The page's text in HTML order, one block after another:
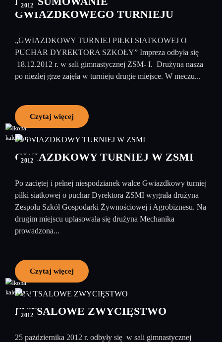
2012
GWIAZDKOWEGO TURNIEJU
„GWIAZDKOWY TURNIEJ PIŁKI SIATKOWEJ O
PUCHAR DYREKTORA SZKOŁY” Impreza odbyła się
18.12.2012 r. w sali gimnastycznej ZSM- I. Drużyna nasza
po niezłej grze zajęła w turnieju drugie miejsce. W meczu...
Czytaj więcej
18
2012
GWIAZDKOWY TURNIEJ W ZSMI
Po zaciętej i pełnej niespodzianek walce Gwiazdkowy turniej
piłki siatkowej o puchar Dyrektora ZSMI wygrała drużyna
Zespołu Szkół Gospodarki Żywnościowej i Agrobiznesu. Na
drugim miejscu uplasowała się drużyna Mechanika
prowadzona...
Czytaj więcej
29
2012
FUTSALOWE ZWYCIĘSTWO
25 pażdziernika 2012 r. odbyły się w sali gimnastycznej